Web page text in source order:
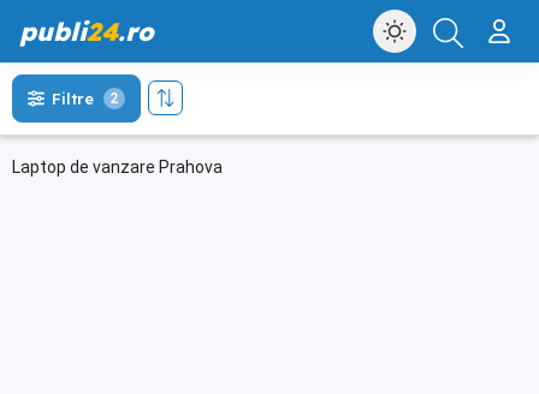
publi24.ro
Laptop de vanzare Prahova
Filtre 2